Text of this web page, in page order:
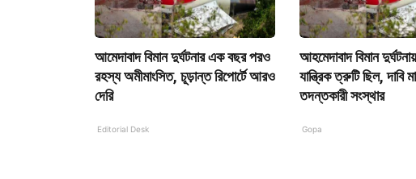
আমেদাবাদ বিমান দুর্ঘটনার এক বছর পরও
রহস্য অমীমাংসিত, চূড়ান্ত রিপোর্টে আরও
দেরি
Editorial Desk
আহমেদাবাদ বিমান
যান্ত্রিক ত্রুটি ছিল, দাবি
তদন্তকারী সংস্থার
Gopa